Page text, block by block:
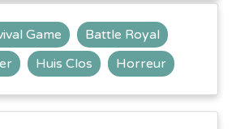
Game
Battle Royal
Huis Clos Horreur